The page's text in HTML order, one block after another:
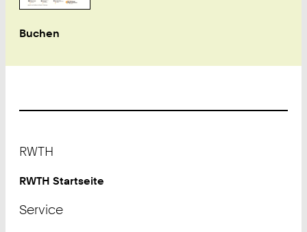
Buchen
RWTH
RWTH Startseite
Service